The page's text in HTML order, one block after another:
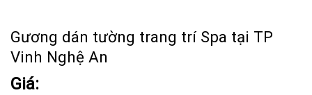
Gương dán tường trang trí Spa tại TP
Vinh Nghệ An
Giá: